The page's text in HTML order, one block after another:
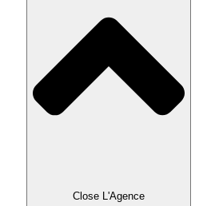
Close L'Agence